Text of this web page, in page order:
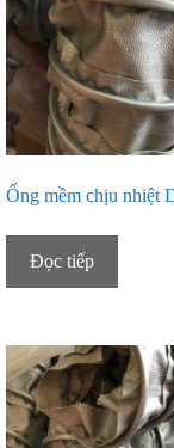
Ống mềm chịu nhiệt
Đọc tiếp